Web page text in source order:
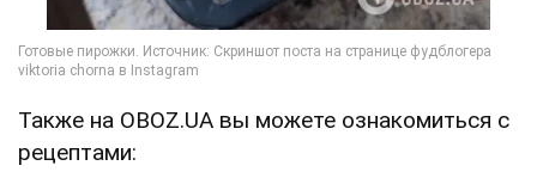
Также на OBOZ.UA вы можете ознакомиться с
рецептами: